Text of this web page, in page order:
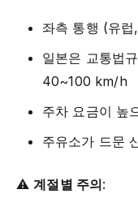
좌측 통행 (유
일본은 교통법
40~100 km/h
주차 요금이 높
주유소가 드문
⚠️계절별 주의: